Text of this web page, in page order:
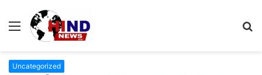
Menu
Uncategorized